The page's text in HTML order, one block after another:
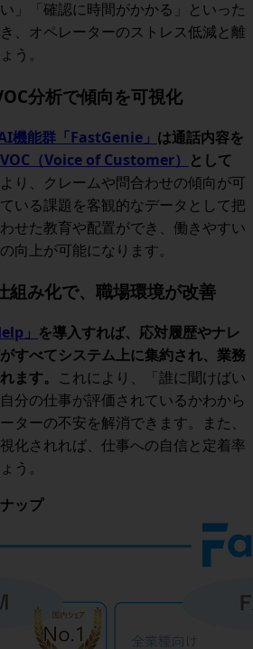
」「確認に時間がかかる」といった
、オペレーターのストレス低減と離
う。
分析で傾向を可視化
機能群「FastGenie」 は通話内容を
VOC（Voice of Customer） として
り、 クレームや問合わせの傾向が可
いる課題を客観的なデータとして把
せた教育や配置ができ、働きやすい
向上が可能になります。
組み化で、職場環境が改善
」 を導入すれば、応対履歴やナレ
すべてシステム上に集約され、業務
ます。 これにより、「誰に聞けばい
分の仕事が評価されているかわから
ターの不安を解消できます。また、
化されれば、仕事への自信と定着率
う。
ップ